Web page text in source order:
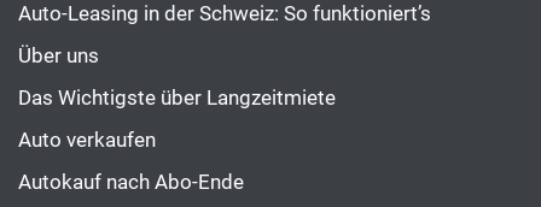
Auto-Leasing in der Schweiz: So funktioniert’s
Über uns
Das Wichtigste über Langzeitmiete
Auto verkaufen
Autokauf nach Abo-Ende